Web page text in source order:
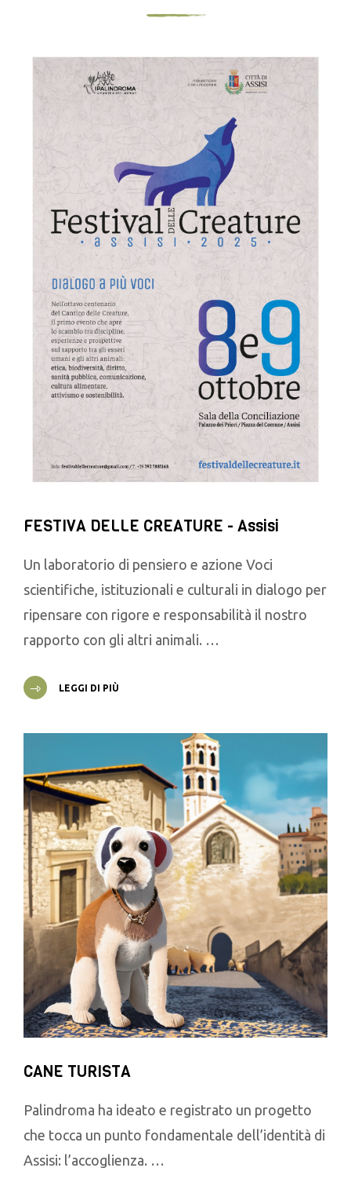
FESTIVA DELLE CREATURE - Assisi
Un laboratorio di pensiero e azione Voci
scientifiche, istituzionali e culturali in dialogo per
ripensare con rigore e responsabilità il nostro
rapporto con gli altri animali. …
LEGGI DI PIÙ
CANE TURISTA
Palindroma ha ideato e registrato un progetto
che tocca un punto fondamentale dell’identità di
Assisi: l’accoglienza. …